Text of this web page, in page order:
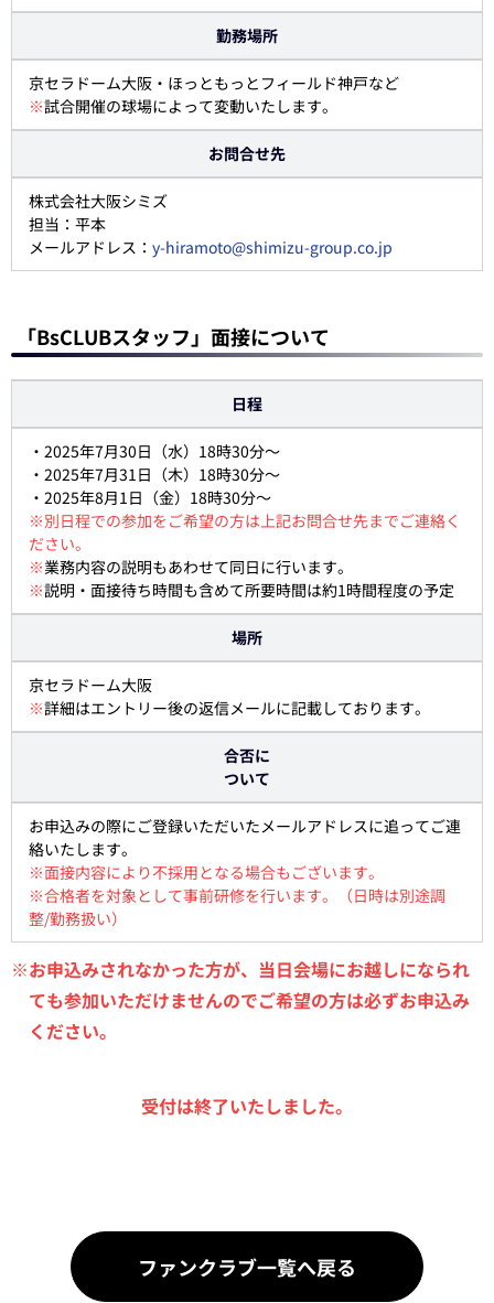
勤務場所
京セラドーム大阪・ほっともっとフィールド神戸など
※試合開催の球場によって変動いたします。
お問合せ先
株式会社大阪シミズ
担当：平本
メールアドレス： y-hiramoto@shimizu-group.co.jp
「BsCLUBスタッフ」面接について
日程
・2025年7月30日（水）18時30分～
・2025年7月31日（木）18時30分～
・2025年8月1日（金）18時30分～
※別日程での参加をご希望の方は上記お問合せ先までご連絡く
ださい。
※業務内容の説明もあわせて同日に行います。
※説明・面接待ち時間も含めて所要時間は約1時間程度の予定
場所
京セラドーム大阪
※詳細はエントリー後の返信メールに記載しております。
合否に
ついて
お申込みの際にご登録いただいたメールアドレスに追ってご連
絡いたします。
※面接内容により不採用となる場合もございます。
※合格者を対象として事前研修を行います。（日時は別途調
整/勤務扱い）
※お申込みされなかった方が、当日会場にお越しになられ
ても参加いただけませんのでご希望の方は必ずお申込み
ください。
受付は終了いたしました。
ファンクラブ一覧へ戻る